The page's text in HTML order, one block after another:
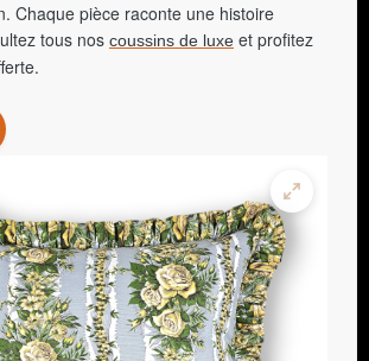
Chaque pièce raconte une histoire
tous nos coussins de luxe et profitez